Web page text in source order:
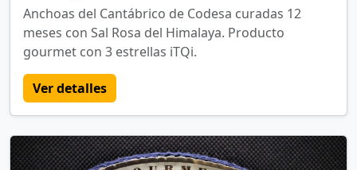
Anchoas del Cantábrico de Codesa curadas 12
meses con Sal Rosa del Himalaya. Producto
gourmet con 3 estrellas iTQi.
Ver detalles